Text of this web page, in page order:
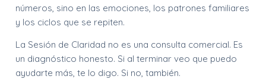
números, sino en las emociones, los patrones familiares
y los ciclos que se repiten.
La Sesión de Claridad no es una consulta comercial. Es
un diagnóstico honesto. Si al terminar veo que puedo
ayudarte más, te lo digo. Si no, también.